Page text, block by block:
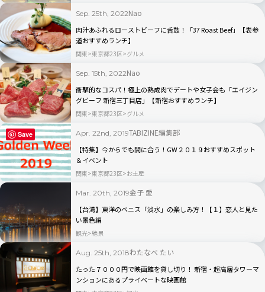
Sep. 25th, 2022Nao
肉汁あふれるローストビーフに舌鼓！「37 Roast Beef」【表参
道おすすめランチ】
関東 東京都23区 グルメ
Sep. 15th, 2022Nao
衝撃的なコスパ！極上の熟成肉でデートや女子会も「エイジン
グビーフ 新宿三丁目店」【新宿おすすめランチ】
関東 東京都23区 グルメ
Apr. 22nd, 2019TABIZINE編集部
【特集】今からでも間に合う！GW２０１９おすすめスポット
＆イベント
関東 東京都23区 お土産
Mar. 20th, 2019金子 愛
【台湾】東洋のベニス「淡水」の楽しみ方！【１】恋人と見た
い景色編
観光 絶景
Aug. 25th, 2018わたなべ たい
たった７０００円で映画館を貸し切り！ 新宿・超高層タワーマ
ンションにあるプライベートな映画館
Save